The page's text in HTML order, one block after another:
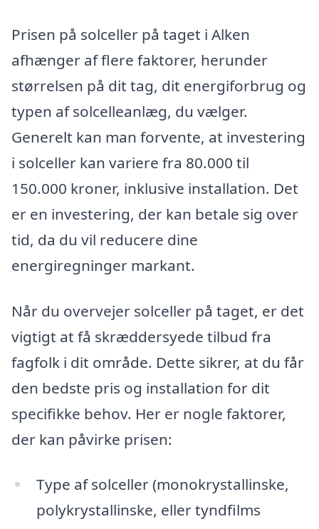
Prisen på solceller på taget i Alken
afhænger af flere faktorer, herunder
størrelsen på dit tag, dit energiforbrug og
typen af solcelleanlæg, du vælger.
Generelt kan man forvente, at investering
i solceller kan variere fra 80.000 til
150.000 kroner, inklusive installation. Det
er en investering, der kan betale sig over
tid, da du vil reducere dine
energiregninger markant.
Når du overvejer solceller på taget, er det
vigtigt at få skræddersyede tilbud fra
fagfolk i dit område. Dette sikrer, at du får
den bedste pris og installation for dit
specifikke behov. Her er nogle faktorer,
der kan påvirke prisen:
Type af solceller (monokrystallinske,
polykrystallinske, eller tyndfilms